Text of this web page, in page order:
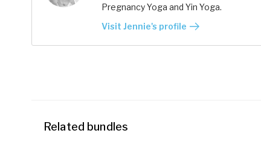
Pregnancy Yoga and Yin Yoga.
Visit Jennie's profile
Related bundles